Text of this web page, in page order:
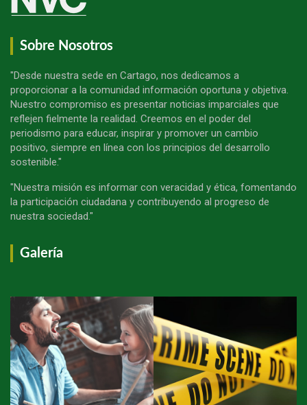
Sobre Nosotros
"Desde nuestra sede en Cartago, nos dedicamos a
proporcionar a la comunidad información oportuna y objetiva.
Nuestro compromiso es presentar noticias imparciales que
reflejen fielmente la realidad. Creemos en el poder del
periodismo para educar, inspirar y promover un cambio
positivo, siempre en línea con los principios del desarrollo
sostenible."
"Nuestra misión es informar con veracidad y ética, fomentando
la participación ciudadana y contribuyendo al progreso de
nuestra sociedad."
Galería